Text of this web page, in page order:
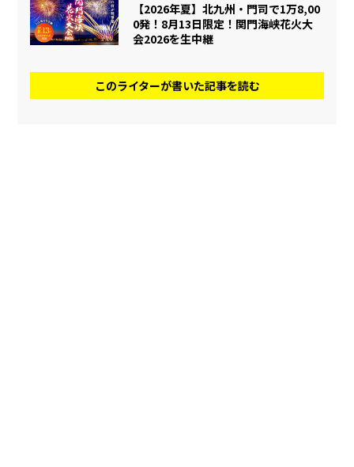
【2026年夏】北九州・門司で1万8,00
0発！8月13日限定！関門海峡花火大
会2026を生中継
このライターが書いた記事を読む